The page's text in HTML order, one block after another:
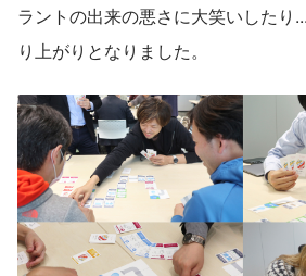
ラントの出来の悪さに大笑いしたり
り上がりとなりました。